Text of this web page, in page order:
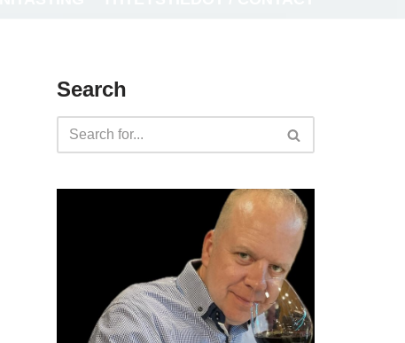
Search